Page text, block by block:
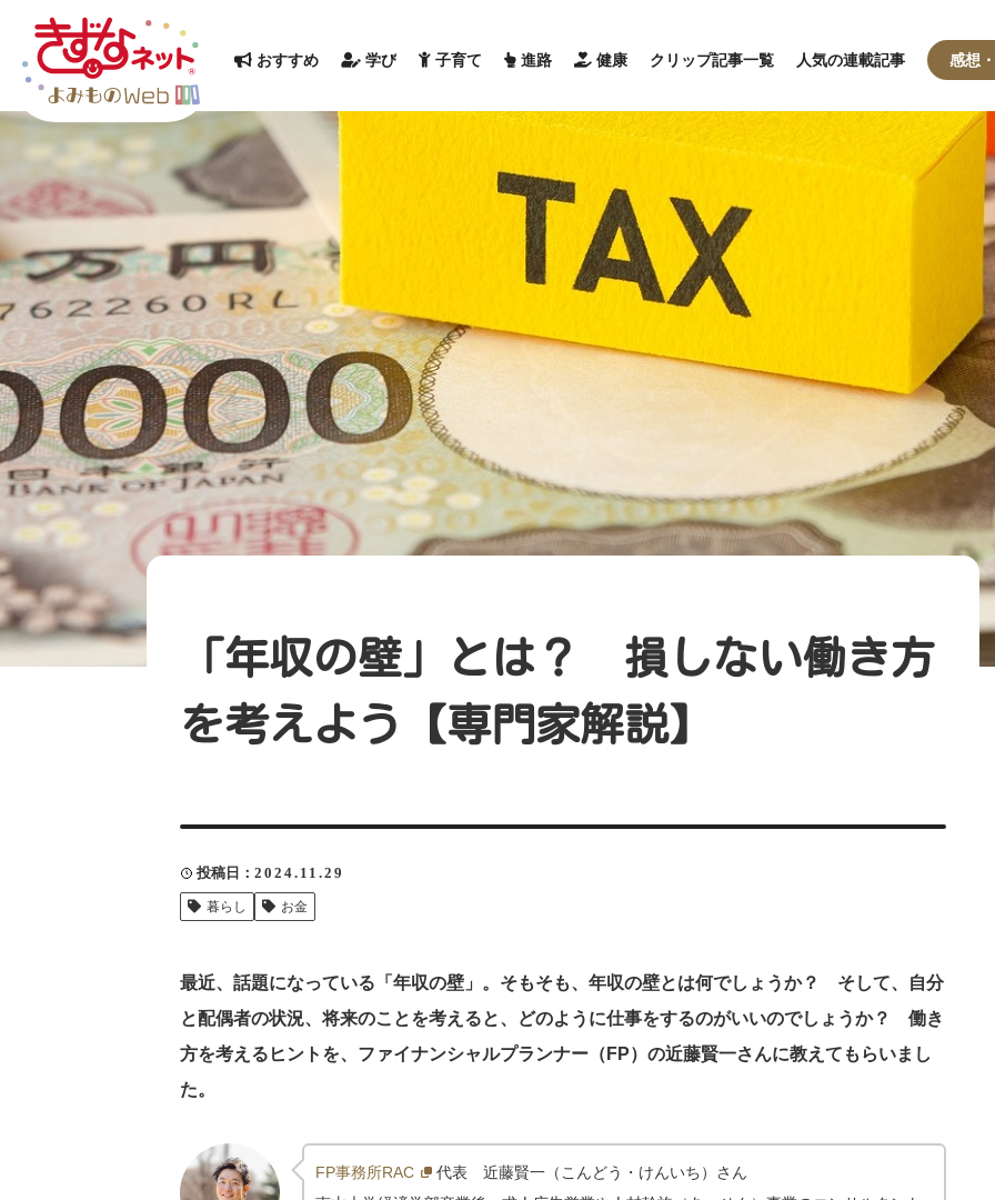
おすすめ 学び 子育て 進路 健康 クリップ記事一覧 人気の連載記事 感想
「年収の壁」とは？ 損しない働き方
を考えよう【専門家解説】
投稿日 2024.11.29
暮らし お金
最近、話題になっている「年収の壁」。そもそも、年収の壁とは何でしょうか？ そして、自分
と配偶者の状況、将来のことを考えると、どのように仕事をするのがいいのでしょうか？ 働き
方を考えるヒントを、ファイナンシャルプランナー（FP）の近藤賢一さんに教えてもらいまし
た。
FP事務所RAC
代表 近藤賢一（こんどう・けんいち）さん